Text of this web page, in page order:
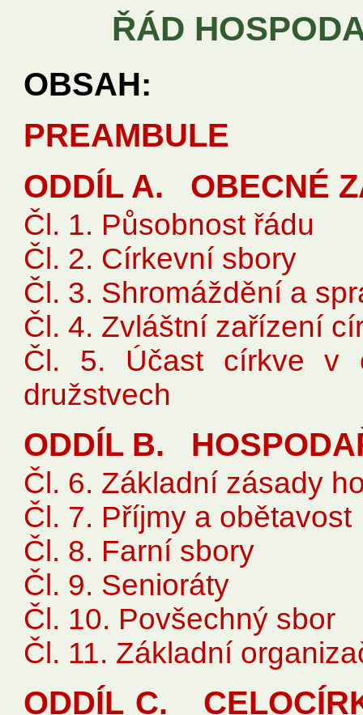
ŘÁD
OBSAH:
PREAMBULE
ODDÍL A. OBECNÉ
Čl. 1. Působnost řádu
Čl. 2. Církevní sbory
Čl. 3. Shromáždění a
Čl. 4. Zvláštní zařízení
Čl. 5. Účast církve v
družstvech
ODDÍL B.
Čl. 6. Základní zásady
Čl. 7. Příjmy a obětavost
Čl. 8. Farní sbory
Čl. 9. Senioráty
Čl. 10. Povšechný sbor
Čl. 11. Základní
ODDÍL C.